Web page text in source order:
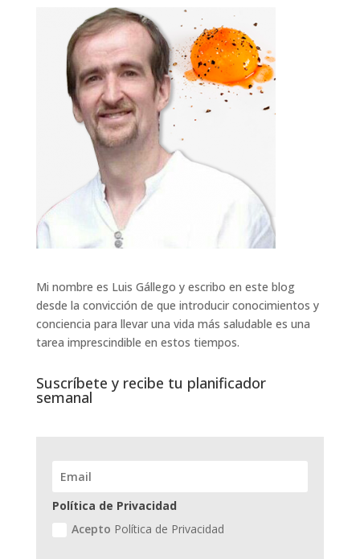
Mi nombre es Luis Gállego y escribo en este blog
desde la convicción de que introducir conocimientos y
conciencia para llevar una vida más saludable es una
tarea imprescindible en estos tiempos.
Suscríbete y recibe tu planificador
semanal
Política de Privacidad
Acepto Política de Privacidad